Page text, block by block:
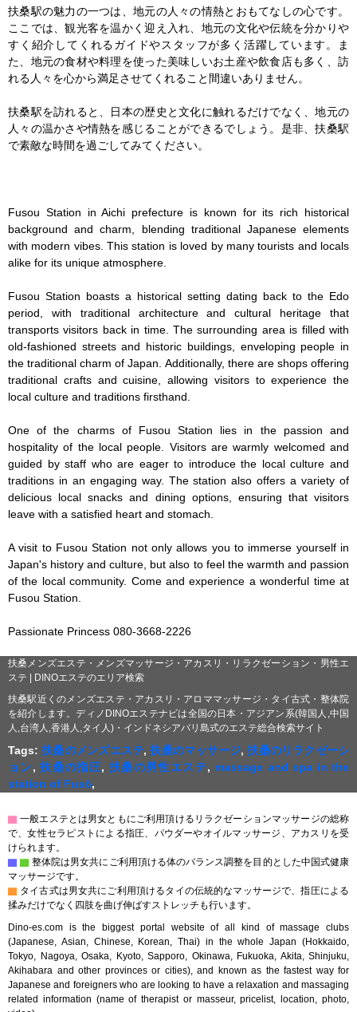
扶桑駅の魅力の一つは、地元の人々の情熱とおもてなしの心です。
ここでは、観光客を温かく迎え入れ、地元の文化や伝統を分かりや
すく紹介してくれるガイドやスタッフが多く活躍しています。ま
た、地元の食材や料理を使った美味しいお土産や飲食店も多く、訪
れる人々を心から満足させてくれること間違いありません。
扶桑駅を訪れると、日本の歴史と文化に触れるだけでなく、地元の
人々の温かさや情熱を感じることができるでしょう。是非、扶桑駅
で素敵な時間を過ごしてみてください。
Fusou Station in Aichi prefecture is known for its rich historical
background and charm, blending traditional Japanese elements
with modern vibes. This station is loved by many tourists and locals
alike for its unique atmosphere.
Fusou Station boasts a historical setting dating back to the Edo
period, with traditional architecture and cultural heritage that
transports visitors back in time. The surrounding area is filled with
old-fashioned streets and historic buildings, enveloping people in
the traditional charm of Japan. Additionally, there are shops offering
traditional crafts and cuisine, allowing visitors to experience the
local culture and traditions firsthand.
One of the charms of Fusou Station lies in the passion and
hospitality of the local people. Visitors are warmly welcomed and
guided by staff who are eager to introduce the local culture and
traditions in an engaging way. The station also offers a variety of
delicious local snacks and dining options, ensuring that visitors
leave with a satisfied heart and stomach.
A visit to Fusou Station not only allows you to immerse yourself in
Japan's history and culture, but also to feel the warmth and passion
of the local community. Come and experience a wonderful time at
Fusou Station.
Passionate Princess 080-3668-2226
扶桑メンズエステ・メンズマッサージ・アカスリ・リラクゼーション・男性エ
ステ | DINOエステのエリア検索
扶桑駅近くのメンズエステ・アカスリ・アロママッサージ・タイ古式・整体院
を紹介します。ディノDINOエステナビは全国の日本・アジアン系(韓国人,中国
人,台湾人,香港人,タイ人)・インドネシアバリ島式のエステ総合検索サイト
Tags:扶桑のメンズエステ,扶桑のマッサージ,扶桑のリラクゼーシ
ョン,扶桑の指圧, 扶桑の男性エステ, massage and spa in the
station of Fusō,
▇ 一般エステとは男女ともにご利用頂けるリラクゼーションマッサージの総称
で、女性セラピストによる指圧、パウダーやオイルマッサージ、アカスリを受
けられます。
▇ ▇ 整体院は男女共にご利用頂ける体のバランス調整を目的とした中国式健康
マッサージです。
▇ タイ古式は男女共にご利用頂けるタイの伝統的なマッサージで、指圧による
揉みだけでなく四肢を曲げ伸ばすストレッチも行います。
Dino-es.com is the biggest portal website of all kind of massage clubs
(Japanese, Asian, Chinese, Korean, Thai) in the whole Japan (Hokkaido,
Tokyo, Nagoya, Osaka, Kyoto, Sapporo, Okinawa, Fukuoka, Akita, Shinjuku,
Akihabara and other provinces or cities), and known as the fastest way for
Japanese and foreigners who are looking to have a relaxation and massaging
related information (name of therapist or masseur, pricelist, location, photo,